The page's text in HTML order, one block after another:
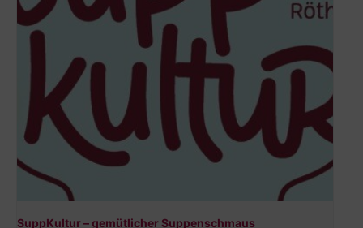
SuppKultur – gemütlicher Suppenschmaus